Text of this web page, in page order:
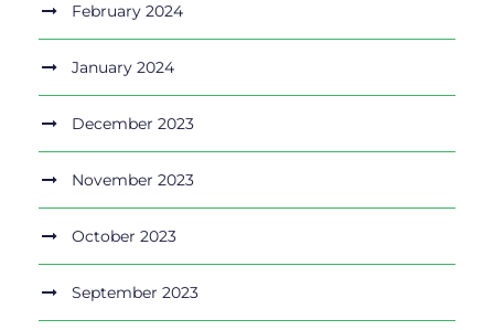
February 2024
January 2024
December 2023
November 2023
October 2023
September 2023